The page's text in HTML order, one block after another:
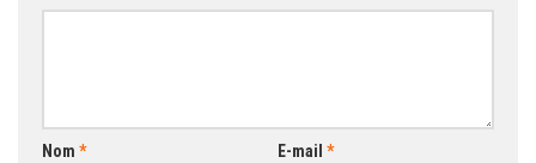
Nom * E-mail *